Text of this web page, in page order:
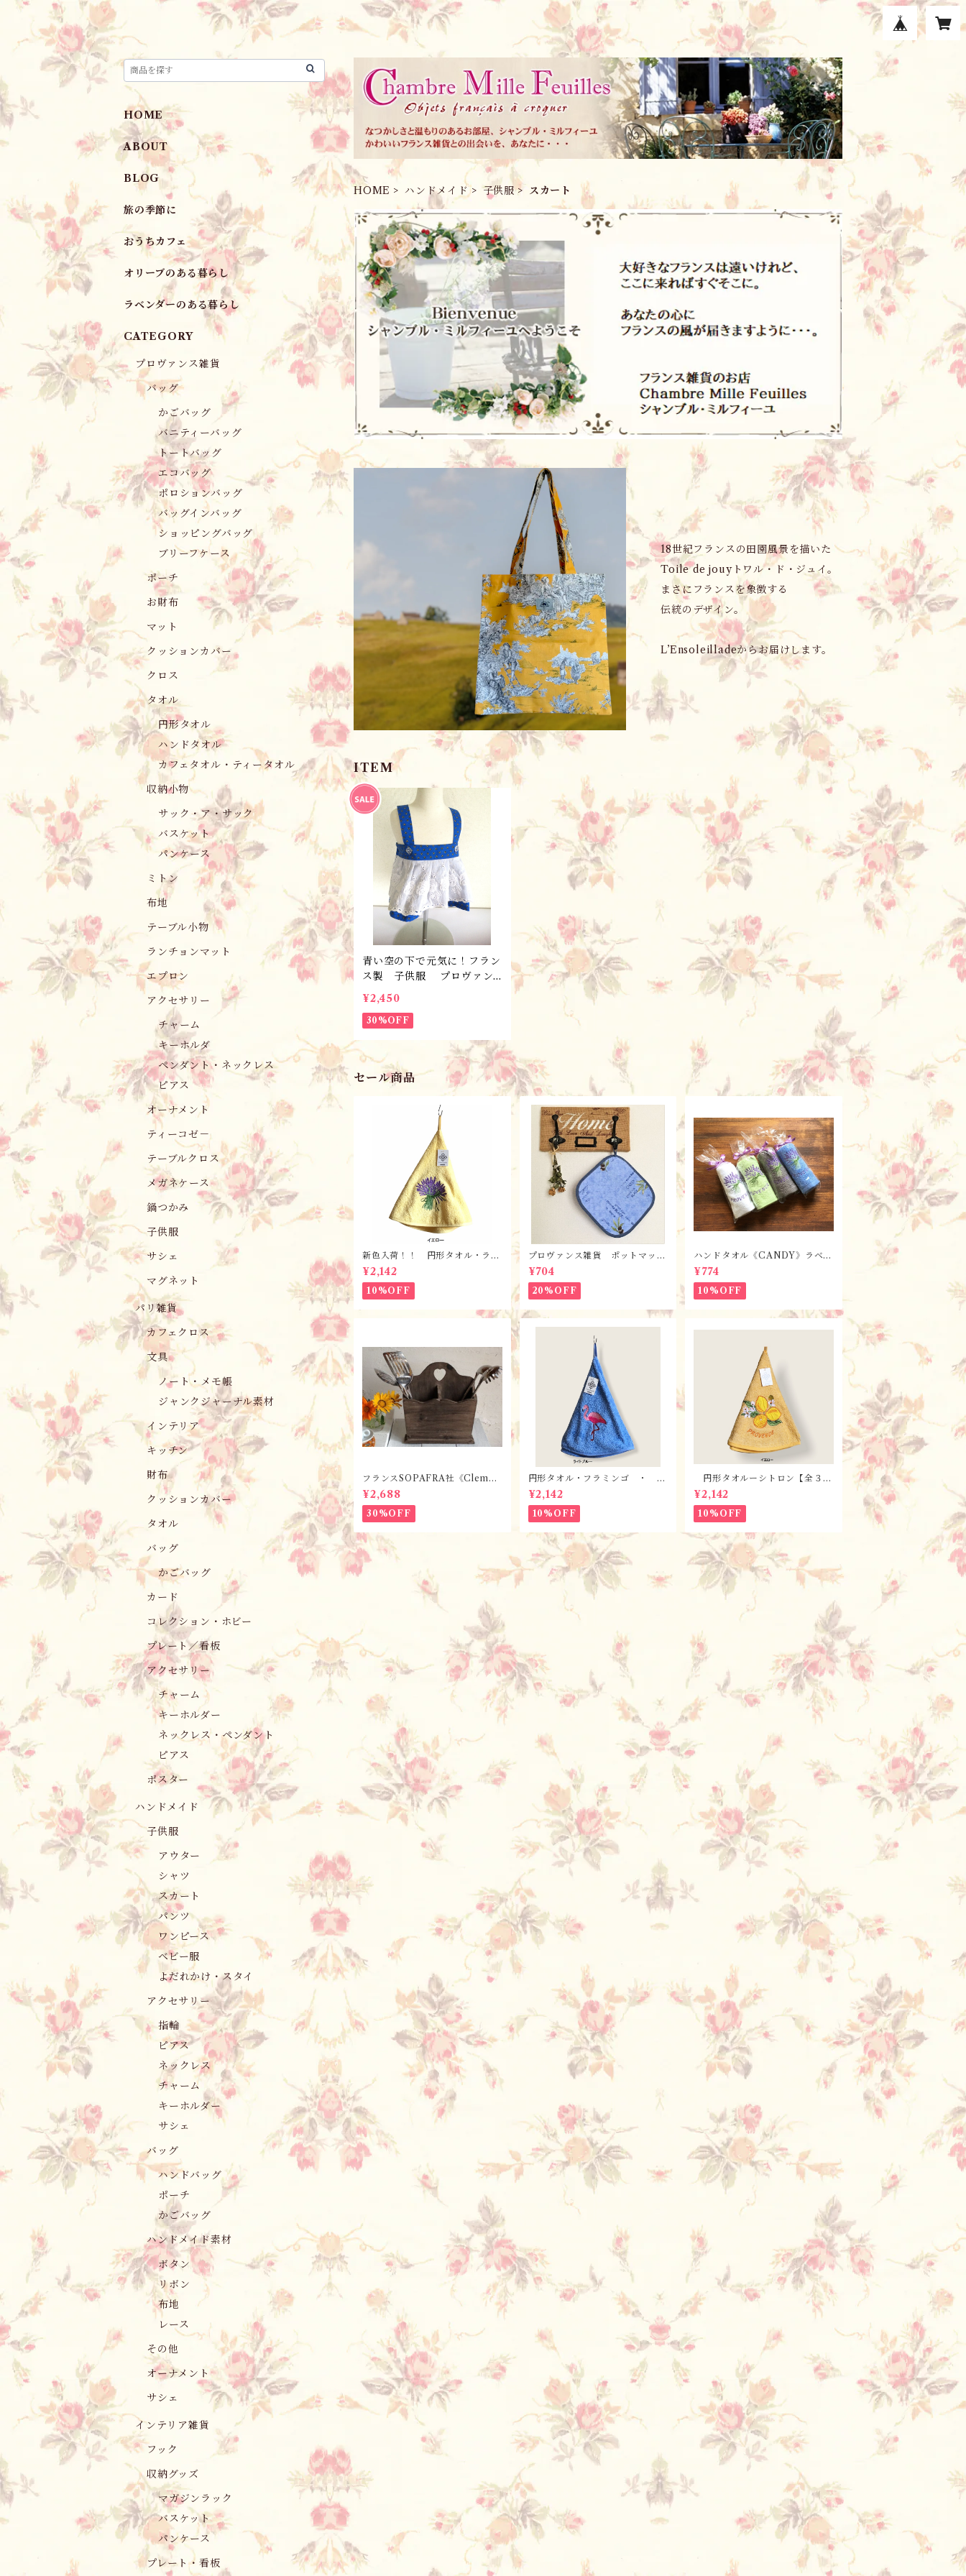
HOME ハンドメイド 子供服 スカート
18世紀フランスの田園風景を描いた
Toile de jouyトワル・ド・ジュイ。
まさにフランスを象徴する
伝統のデザイン。
L’Ensoleilladeからお届けします。
ITEM
青い空の下で元気に！フラン
ス製 子供服 プロヴァン
スプリント・スカート・シエ
ル /90サイズ完成品・１点
限り/ギフトにも♪
¥2,450
30%OFF
セール商品
新色入荷！！ 円形タオル・ラヴ
ァンド【全６色】 / フランスT
isssus-Toselli社 フランスのお
土産
¥2,142
10%OFF
プロヴァンス雑貨 ポットマッ
ト・鍋つかみ／ オリーブ・ブル
ー/ フランス・ランソレイヤード
社
¥704
20%OFF
ハンドタオル《CANDY》ラベン
ダー【全7色】 / フランスTiss
sus-Toselli社 フランスのお土
産／プロヴァンス
¥774
10%OFF
フランスSOPAFRA社《Clemen
tine Creation》 フレンチレト
ロ・シャビーなカトラリーボック
ス
¥2,688
30%OFF
円形タオル・フラミンゴ ・ 全
2色 / フランスTisssus-Tosel
li社 フランスのお土産
¥2,142
10%OFF
円形タオルーシトロン【全３
色】 / フランスTisssus-Tos
elli社 フランスのお土産
¥2,142
10%OFF
HOME
ABOUT
BLOG
旅の季節に
おうちカフェ
オリーブのある暮らし
ラベンダーのある暮らし
CATEGORY
プロヴァンス雑貨
バッグ
かごバッグ
バニティーバッグ
トートバッグ
エコバッグ
ポロションバッグ
バッグインバッグ
ショッピングバッグ
ブリーフケース
ポーチ
お財布
マット
クッションカバー
クロス
タオル
円形タオル
ハンドタオル
カフェタオル・ティータオル
収納小物
サック・ア・サック
バスケット
パンケース
ミトン
布地
テーブル小物
ランチョンマット
エプロン
アクセサリー
チャーム
キーホルダ
ペンダント・ネックレス
ピアス
オーナメント
ティーコゼ－
テーブルクロス
メガネケース
鍋つかみ
子供服
サシェ
マグネット
パリ雑貨
カフェクロス
文具
ノート・メモ帳
ジャンクジャーナル素材
インテリア
キッチン
財布
クッションカバー
タオル
バッグ
かごバッグ
カード
コレクション・ホビー
プレート／看板
アクセサリー
チャーム
キーホルダー
ネックレス・ペンダント
ピアス
ポスター
ハンドメイド
子供服
アウター
シャツ
スカート
パンツ
ワンピース
ベビー服
よだれかけ・スタイ
アクセサリー
指輪
ピアス
ネックレス
チャーム
キーホルダー
サシェ
バッグ
ハンドバッグ
ポーチ
かごバッグ
ハンドメイド素材
ボタン
リボン
布地
レース
その他
オーナメント
サシェ
インテリア雑貨
フック
収納グッズ
マガジンラック
バスケット
パンケース
プレート・看板